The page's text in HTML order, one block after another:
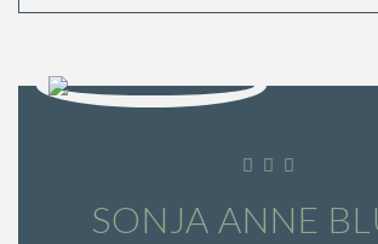
SONJA ANNE